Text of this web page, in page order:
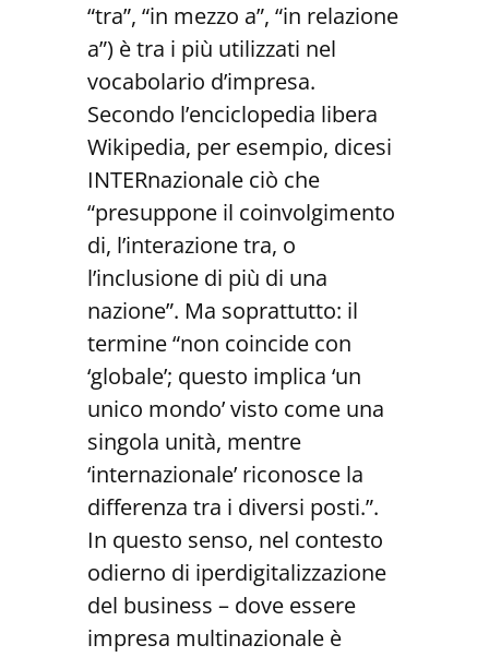
“tra”, “in mezzo a”, “in relazione
a”) è tra i più utilizzati nel
vocabolario d’impresa.
Secondo l’enciclopedia libera
Wikipedia, per esempio, dicesi
INTERnazionale ciò che
“presuppone il coinvolgimento
di, l’interazione tra, o
l’inclusione di più di una
nazione”. Ma soprattutto: il
termine “non coincide con
‘globale’; questo implica ‘un
unico mondo’ visto come una
singola unità, mentre
‘internazionale’ riconosce la
differenza tra i diversi posti.”.
In questo senso, nel contesto
odierno di iperdigitalizzazione
del business – dove essere
impresa multinazionale è